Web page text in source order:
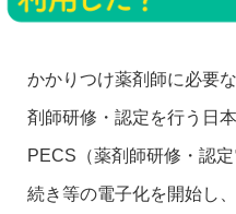
かかりつけ薬剤師に必要
剤師研修・認定を行う日
PECS（薬剤師研修・認
続き等の電子化を開始し